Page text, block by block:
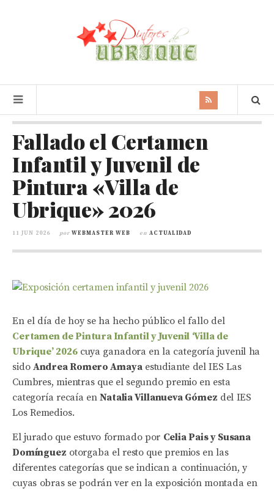
Fallado el Certamen
Infantil y Juvenil de
Pintura «Villa de
Ubrique» 2026
11 JUN 2026 por WEBMASTER WEB en ACTUALIDAD
En el día de hoy se ha hecho público el fallo del
Certamen de Pintura Infantil y Juvenil ‘Villa de
Ubrique’ 2026cuya ganadora en la categoría juvenil ha
sido Andrea Romero Amayaestudiante del IES Las
Cumbres, mientras que el segundo premio en esta
categoría recaía enNatalia Villanueva Gómez del IES
Los Remedios.
El jurado que estuvo formado por Celia Pais y Susana
Domínguez otorgaba el resto que premios en las
diferentes categorías que se indican a continuación, y
cuyas obras se podrán ver en la exposición montada en